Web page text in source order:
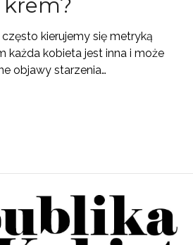
kierujemy się metryką
każda kobieta jest inna i może
objawy starzenia…